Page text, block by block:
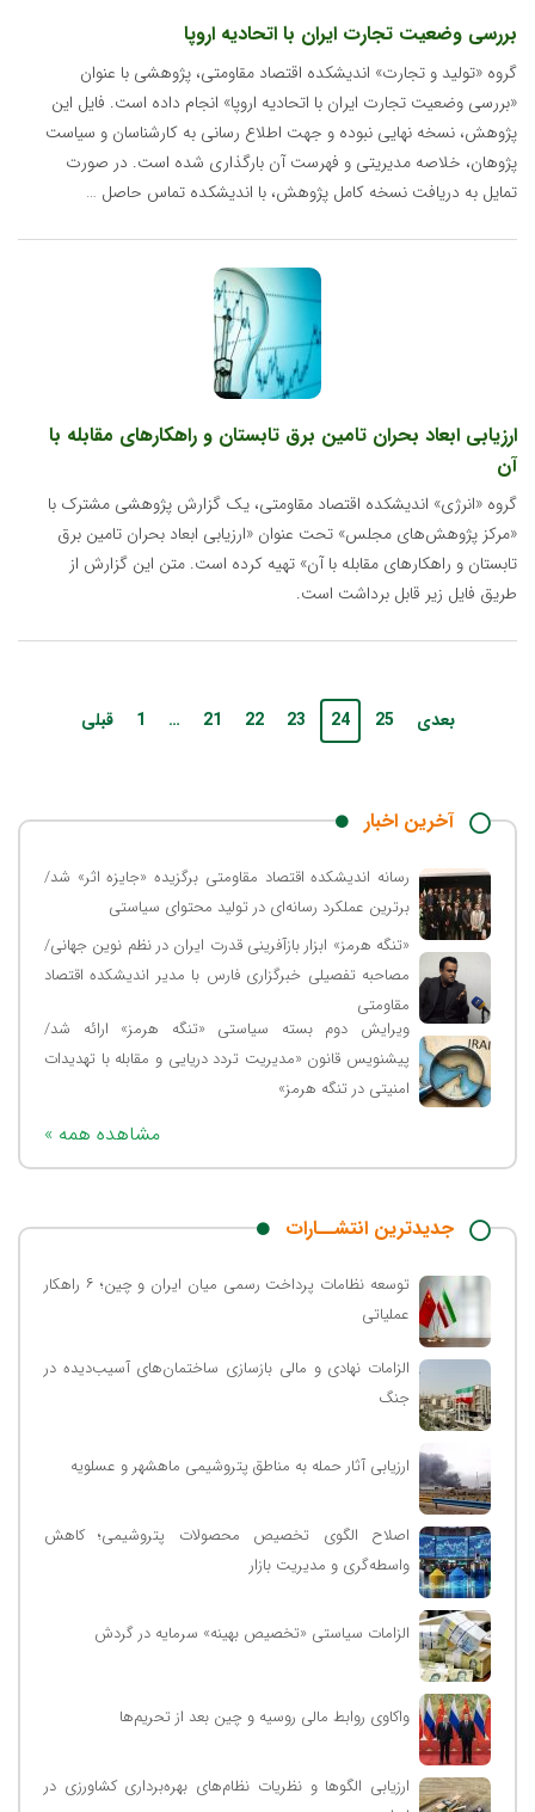
بررسی وضعیت تجارت ایران با اتحادیه اروپا
گروه «تولید و تجارت» اندیشکده اقتصاد مقاومتی، پژوهشی با عنوان
«بررسی وضعیت تجارت ایران با اتحادیه اروپا» انجام داده است. فایل این
پژوهش، نسخه نهایی نبوده و جهت اطلاع رسانی به کارشناسان و سیاست
پژوهان، خلاصه مدیریتی و فهرست آن بارگذاری شده است. در صورت
تمایل به دریافت نسخه کامل پژوهش، با اندیشکده تماس حاصل …
ارزیابی ابعاد بحران تامین برق تابستان و راهکارهای مقابله با
آن
گروه «انرژی» اندیشکده اقتصاد مقاومتی، یک گزارش پژوهشی مشترک با
«مرکز پژوهش‌های مجلس» تحت عنوان «ارزیابی ابعاد بحران تامین برق
تابستان و راهکارهای مقابله با آن» تهیه کرده است. متن این گزارش از
طریق فایل زیر قابل برداشت است.
قبلی 1 … 21 22 23 24 25 بعدی
آخرین اخبار
رسانه اندیشکده اقتصاد مقاومتی برگزیده «جایزه اثر» شد/
برترین عملکرد رسانه‌ای در تولید محتوای سیاستی
«تنگه هرمز» ابزار بازآفرینی قدرت ایران در نظم نوین جهانی/
مصاحبه تفصیلی خبرگزاری فارس با مدیر اندیشکده اقتصاد
مقاومتی
ویرایش دوم بسته سیاستی «تنگه هرمز» ارائه شد/
پیشنویس قانون «مدیریت تردد دریایی و مقابله با تهدیدات
امنیتی در تنگه هرمز»
« مشاهده همه
جدیدترین انتشــارات
توسعه نظامات پرداخت رسمی میان ایران و چین؛ ۶ راهکار
عملیاتی
الزامات نهادی و مالی بازسازی ساختمان‌های آسیب‌دیده در
جنگ
ارزیابی آثار حمله به مناطق پتروشیمی ماهشهر و عسلویه
اصلاح الگوی تخصیص محصولات پتروشیمی؛ کاهش
واسطه‌گری و مدیریت بازار
الزامات سیاستی «تخصیص بهینه» سرمایه در گردش
واکاوی روابط مالی روسیه و چین بعد از تحریم‌ها
ارزیابی الگوها و نظریات نظام‌های بهره‌برداری کشاورزی در